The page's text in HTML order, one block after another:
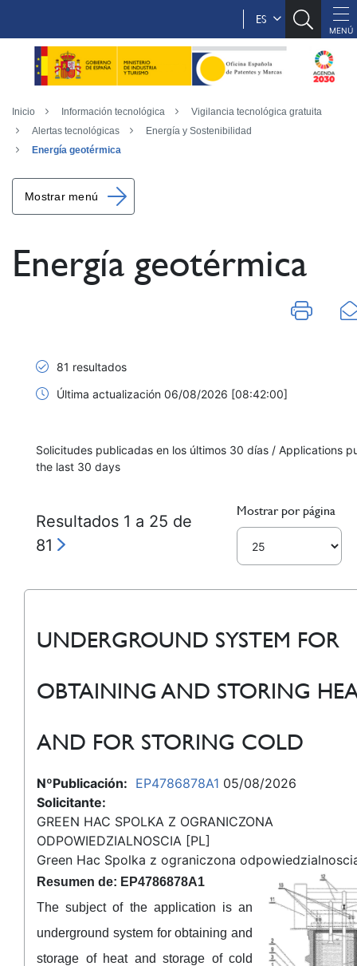
ES
Inicio Información tecnológica
Vigilancia tecnológica gratuita
Alertas tecnológicas
Energía y Sostenibilidad
Energía geotérmica
Mostrar menú
Energía geotérmica
81 resultados
Última actualización 06/08/2026 [08:42:00]
Solicitudes publicadas en los últimos 30 días / Applications
the last 30 days
Resultados 1 a 25 de
81
Mostrar por página
UNDERGROUND SYSTEM FOR
OBTAINING AND STORING
AND FOR STORING COLD
NºPublicación: EP4786878A1 05/08/2026
Solicitante:
GREEN HAC SPOLKA Z OGRANICZONA
ODPOWIEDZIALNOSCIA [PL]
Green Hac Spolka z ograniczona
Resumen de: EP4786878A1
The subject of the application is an
underground system for obtaining and
storage of heat and storage of cold